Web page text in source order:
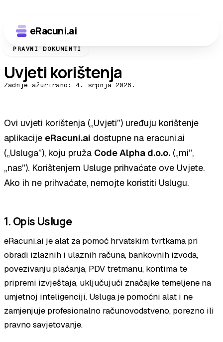
eRacuni.ai
PRAVNI DOKUMENTI
Uvjeti korištenja
Zadnje ažurirano: 4. srpnja 2026.
Ovi uvjeti korištenja („Uvjeti”) uređuju korištenje
aplikacije eRacuni.ai dostupne na eracuni.ai
(„Usluga”), koju pruža Code Alpha d.o.o. („mi”,
„nas”). Korištenjem Usluge prihvaćate ove Uvjete.
Ako ih ne prihvaćate, nemojte koristiti Uslugu.
1. Opis Usluge
eRacuni.ai je alat za pomoć hrvatskim tvrtkama pri
obradi izlaznih i ulaznih računa, bankovnih izvoda,
povezivanju plaćanja, PDV tretmanu, kontima te
pripremi izvještaja, uključujući značajke temeljene na
umjetnoj inteligenciji. Usluga je pomoćni alat i ne
zamjenjuje profesionalno računovodstveno, porezno ili
pravno savjetovanje.